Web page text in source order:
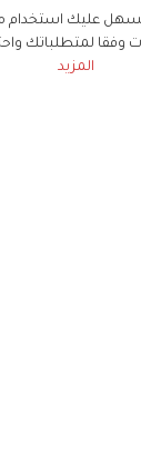
عليك استخدام
وفقا لمتطلباتك
المزيد